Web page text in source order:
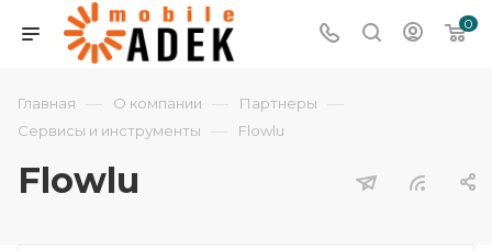
0
Главная — О компании — Партнеры —
Сервисы и инструменты — Flowlu
Flowlu